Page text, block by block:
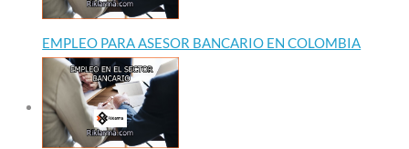
EMPLEO PARA ASESOR BANCARIO EN COLOMBIA